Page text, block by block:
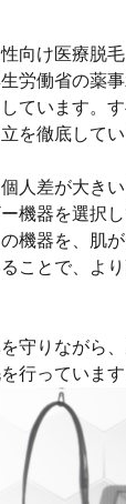
向け医療脱毛
生労働省の薬
ています。
を徹底してい
人差が大きい
機器を選択
機器を、肌
ことで、よ
守りながら
行っています